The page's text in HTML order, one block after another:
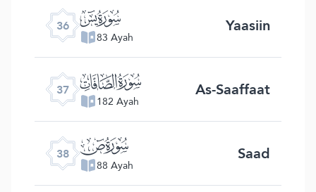
36 ﮰ
83 Ayah Yaasiin
37 ﮱ
182 Ayah As-Saaffaat
38 ﯓ
88 Ayah Saad